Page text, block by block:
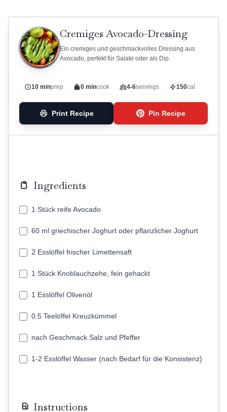
Cremiges Avocado-Dressing
Ein cremiges und geschmackvolles Dressing aus
Avocado, perfekt für Salate oder als Dip.
10 minprep 0 mincook 4-6servings 150cal
Print Recipe Pin Recipe
Ingredients
1 Stück reife Avocado
60 ml griechischer Joghurt oder pflanzlicher Joghurt
2 Esslöffel frischer Limettensaft
1 Stück Knoblauchzehe, fein gehackt
1 Esslöffel Olivenöl
0.5 Teelöffel Kreuzkümmel
nach Geschmack Salz und Pfeffer
1-2 Esslöffel Wasser (nach Bedarf für die Konsistenz)
Instructions